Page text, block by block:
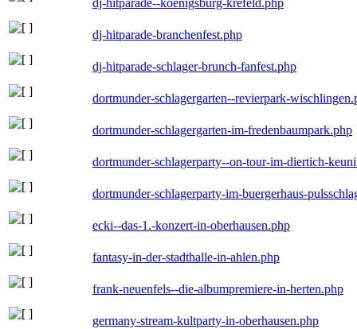
dj-hitparade-branchenfest.php
dj-hitparade-schlager-brunch-fanfest.php
dortmunder-schlagergarten--revierpark-
dortmunder-schlagergarten-im-fredenbaumpark.php
dortmunder-schlagerparty--on-tour-im-diertich-
dortmunder-schlagerparty-im-buergerhaus-
ecki--das-1.-konzert-in-oberhausen.php
fantasy-in-der-stadthalle-in-ahlen.php
frank-neuenfels--die-albumpremiere-in-herten.php
germany-stream-kultparty-in-oberhausen.php